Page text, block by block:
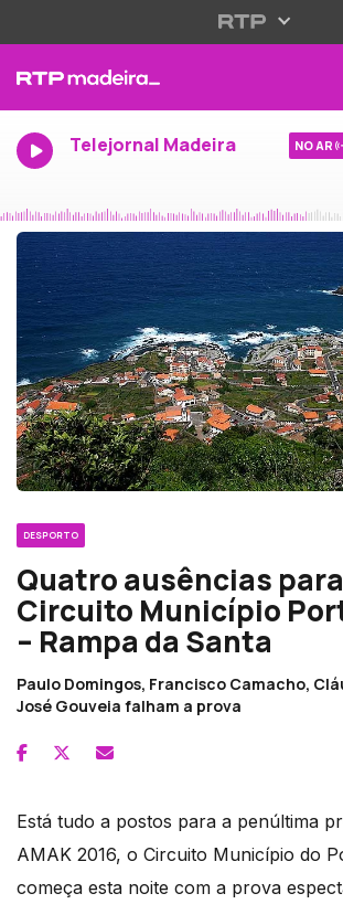
Telejornal Madeira NO AR
DESPORTO
Quatro ausências
Circuito Município
– Rampa da Santa
Paulo Domingos, Francisco Camacho,
José Gouveia falham a prova
Está tudo a postos para a penúltima
AMAK 2016, o Circuito Município do
começa esta noite com a prova